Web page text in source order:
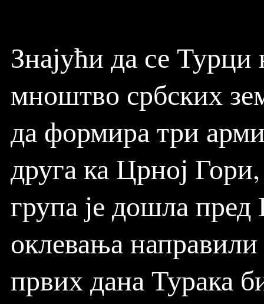
Знајући да се Турци
мноштво србских
да формира три
друга ка Црној
група је дошла
оклевања направили
првих дана Турака